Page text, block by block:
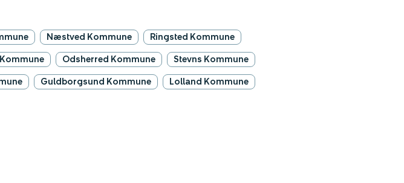
Næstved Kommune Ringsted Kommune
Odsherred Kommune Stevns Kommune
Guldborgsund Kommune Lolland Kommune